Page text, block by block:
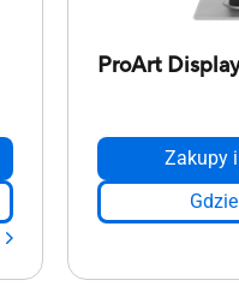
ProArt
Zakupy